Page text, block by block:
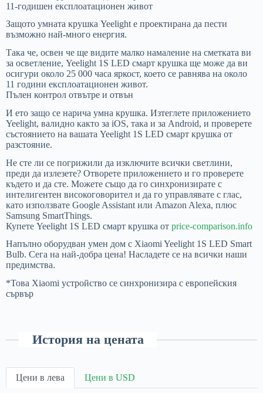
11-годишен експлоатационен живот
Защото умната крушка Yeelight е проектирана да пести
възможно най-много енергия.
Така че, освен че ще видите малко намаление на сметката ви
за осветление, Yeelight 1S LED смарт крушка ще може да ви
осигури около 25 000 часа яркост, което се равнява на около
11 години експлоатационен живот.
Пълен контрол отвътре и отвън
И ето защо се нарича умна крушка. Изтеглете приложението
Yeelight, валидно както за iOS, така и за Android, и проверете
състоянието на вашата Yeelight 1S LED смарт крушка от
разстояние.
Не сте ли се погрижили да изключите всички светлини,
преди да излезете? Отворете приложението и го проверете
където и да сте. Можете също да го синхронизирате с
интелигентен високоговорител и да го управлявате с глас,
като използвате Google Assistant или Amazon Alexa, плюс
Samsung SmartThings.
Купете Yeelight 1S LED смарт крушка от price-comparison.info
Напълно оборудван умен дом с Xiaomi Yeelight 1S LED Smart
Bulb. Сега на най-добра цена! Насладете се на всички наши
предимства.
*Това Xiaomi устройство се синхронизира с европейския
сървър
История на цената
Цени в лева Цени в USD